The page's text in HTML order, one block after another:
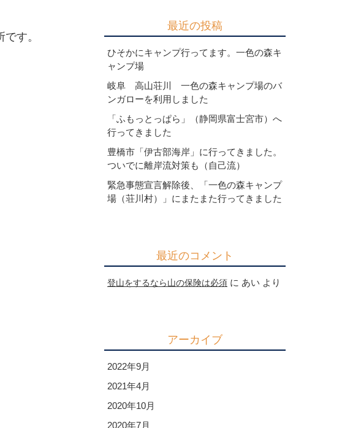
す。
最近の投稿
ひそかにキャンプ行ってます。一色の森キ
ャンプ場
岐阜 高山荘川 一色の森キャンプ場のバ
ンガローを利用しました
「ふもっとっぱら」（静岡県富士宮市）へ
行ってきました
豊橋市「伊古部海岸」に行ってきました。
ついでに離岸流対策も（自己流）
緊急事態宣言解除後、「一色の森キャンプ
場（荘川村）」にまたまた行ってきました
最近のコメント
登山をするなら山の保険は必須 に あい より
アーカイブ
2022年9月
2021年4月
2020年10月
2020年7月